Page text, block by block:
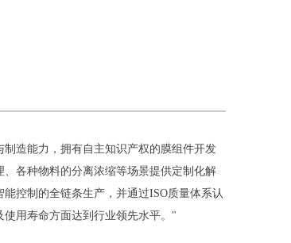
造能力，拥有自主知识产权的膜组件开发
各种物料的分离浓缩等场景提供定制化解
控制的全链条生产，并通过ISO质量体系认
用寿命方面达到行业领先水平。"